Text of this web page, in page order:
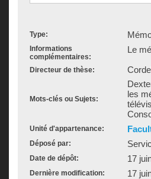
Type:
Informations
complémentaires:
Le
Directeur de thèse:
Mots-clés ou Sujets:
les
Unité d'appartenance:
Déposé par:
Date de dépôt: 17
Dernière modification: 17